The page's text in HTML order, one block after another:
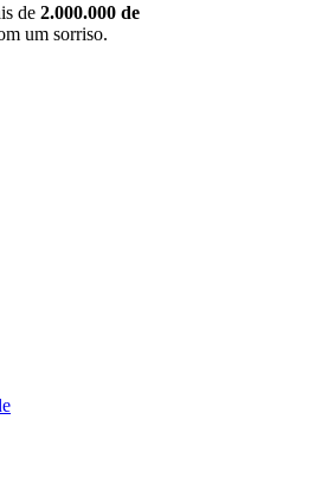
de 2.000.000 de
um sorriso.